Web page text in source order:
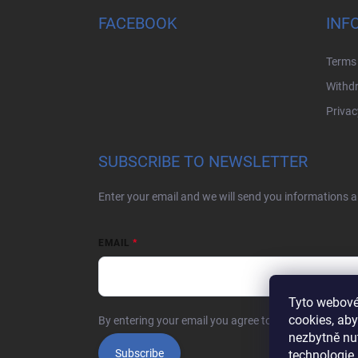
Tyto
cookies,
nezbytně
FACEBOOK
SUBSCRIBE TO NEWSLETTER
Enter your email and we will send you informations
EMAIL
By entering your email you agree to theprivacy
Subscribe